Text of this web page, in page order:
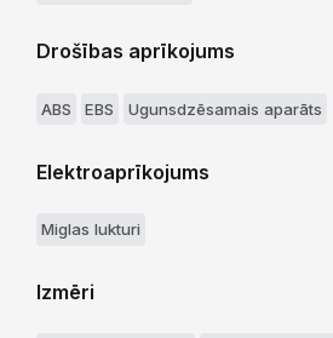
Drošības aprīkojums
ABS EBS Ugunsdzēsamais aparāts
Elektroaprīkojums
Miglas lukturi
Izmēri